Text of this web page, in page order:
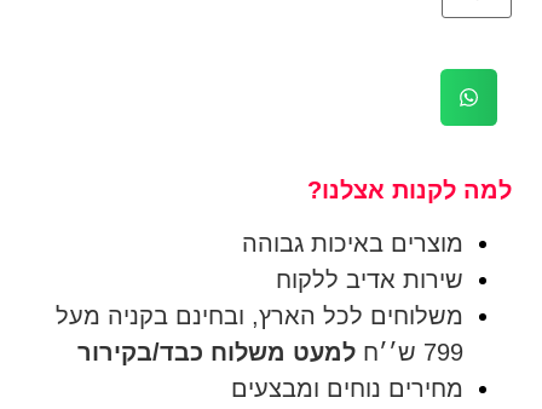
למה לקנות אצלנו?
מוצרים באיכות גבוהה
שירות אדיב ללקוח
משלוחים לכל הארץ, ובחינם בקניה מעל
799 ש׳׳ח
למעט משלוח כבד/בקירור
מחירים נוחים ומבצעים